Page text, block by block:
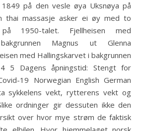
på den vesle øya Uksnøya på
thai massasje asker ei øy med to
1950-talet. Fjellheisen med
Magnus ut Glenna
med Hallingskarvet i bakgrunnen
5 Dagens åpningstid: Stengt for
19 Norwegian English German
sykkelens vekt, rytterens vekt og
ordninger gir dessuten ikke den
over hvor mye strøm de faktisk